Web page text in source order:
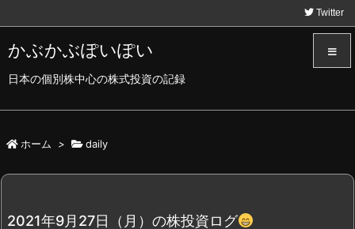
かぶかぶぽいぽい
日本の個別株中心の株式投資の記録
Twitter
ホーム > daily
2021年9月27日（月）の株投資ログ